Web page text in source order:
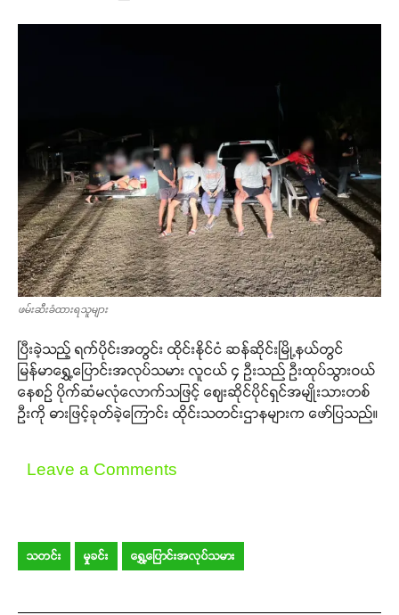
ဖမ်းဆီးခံထားရသူများ
ပြီးခဲ့သည့် ရက်ပိုင်းအတွင်း ထိုင်းနိုင်ငံ ဆန်ဆိုင်းမြို့နယ်တွင်
မြန်မာရွှေ့ပြောင်းအလုပ်သမား လူငယ် ၄ ဦးသည် ဦးထုပ်သွားဝယ်
နေစဉ် ပိုက်ဆံမလုံလောက်သဖြင့် ဈေးဆိုင်ပိုင်ရှင်အမျိုးသားတစ်
ဦးကို ဓားဖြင့်ခုတ်ခဲ့ကြောင်း ထိုင်းသတင်းဌာနများက ဖော်ပြသည်။
Leave a Comments
သတင်း မှုခင်း ရွှေ့ပြောင်းအလုပ်သမား